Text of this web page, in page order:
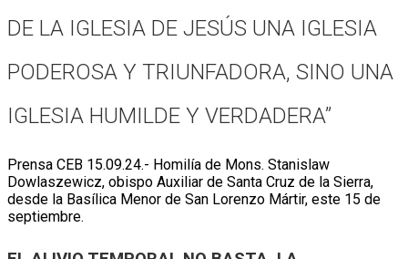
DE LA IGLESIA DE JESÚS UNA IGLESIA
PODEROSA Y TRIUNFADORA, SINO UNA
IGLESIA HUMILDE Y VERDADERA”
Prensa CEB 15.09.24.- Homilía de Mons. Stanislaw
Dowlaszewicz, obispo Auxiliar de Santa Cruz de la Sierra,
desde la Basílica Menor de San Lorenzo Mártir, este 15 de
septiembre.